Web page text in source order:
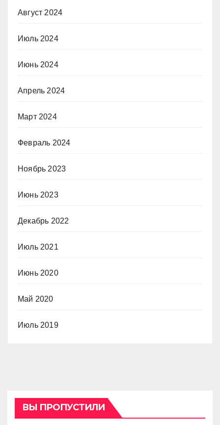
Август 2024
Июль 2024
Июнь 2024
Апрель 2024
Март 2024
Февраль 2024
Ноябрь 2023
Июнь 2023
Декабрь 2022
Июль 2021
Июнь 2020
Май 2020
Июль 2019
ВЫ ПРОПУСТИЛИ